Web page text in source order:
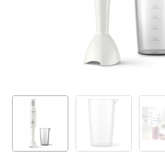
Telefoni, planšetdatori
Viedierīces
Sadzīves tehnika
Iebūvējamā tehnika
Mazā tehnika